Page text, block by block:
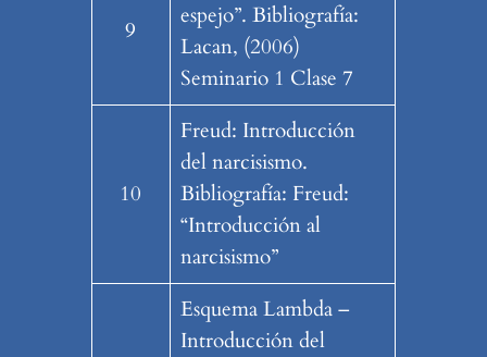
9
espejo”. Bibliografía:
Lacan, (2006)
Seminario 1 Clase 7
10
Freud: Introducción
del narcisismo.
Bibliografía: Freud:
“Introducción al
narcisismo”
Esquema Lambda –
Introducción del